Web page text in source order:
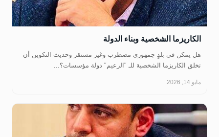
‏الكاريزما الشخصية وبناء الدولة
هل يمكن في بلدٍ جمهوري مضطرب وغير مستقر وحديث التكوين أن
تخلق الكاريزما الشخصية للـ "الزعيم" دولة مؤسسات؟…
مايو 14, 2026